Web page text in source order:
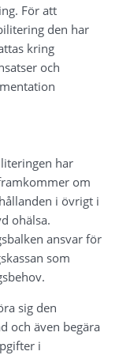
För att
den har
kring
och
har
om
i övrigt i
ohälsa.
ansvar för
som
sig den
och även begära
i